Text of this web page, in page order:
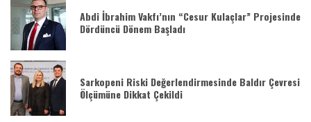
Abdi İbrahim Vakfı’nın “Cesur Kulaçlar” Projesinde
Dördüncü Dönem Başladı
Sarkopeni Riski Değerlendirmesinde Baldır Çevresi
Ölçümüne Dikkat Çekildi